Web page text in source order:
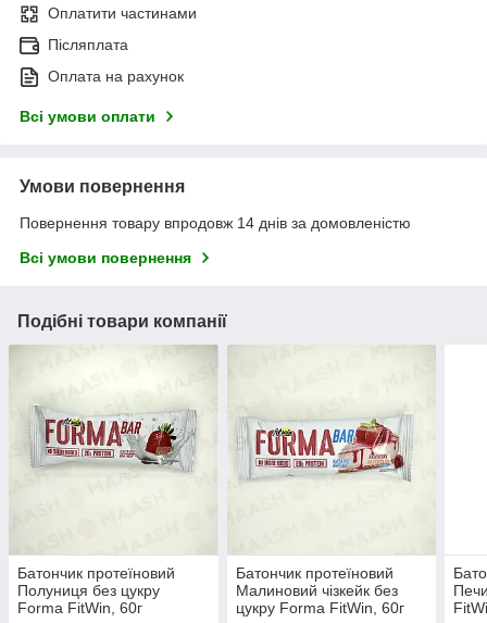
Оплатити частинами
Післяплата
Оплата на рахунок
Всі умови оплати
Умови повернення
Повернення товару впродовж 14 днів за домовленістю
Всі умови повернення
Подібні товари компанії
Батончик протеїновий
Полуниця без цукру
Forma FitWin, 60г
Батончик протеїновий
Малиновий чізкейк без
цукру Forma FitWin, 60г